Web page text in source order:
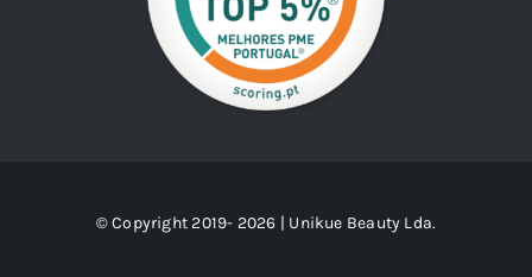
© Copyright 2019- 2026 | Unikue Beauty Lda.